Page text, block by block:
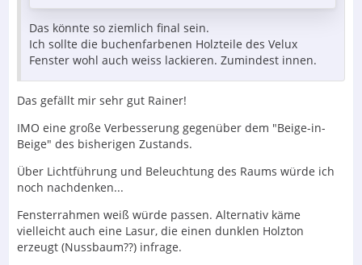
Das könnte so ziemlich final sein.
Ich sollte die buchenfarbenen Holzteile des Velux
Fenster wohl auch weiss lackieren. Zumindest innen.
Das gefällt mir sehr gut Rainer!
IMO eine große Verbesserung gegenüber dem "Beige-in-
Beige" des bisherigen Zustands.
Über Lichtführung und Beleuchtung des Raums würde ich
noch nachdenken...
Fensterrahmen weiß würde passen. Alternativ käme
vielleicht auch eine Lasur, die einen dunklen Holzton
erzeugt (Nussbaum??) infrage.